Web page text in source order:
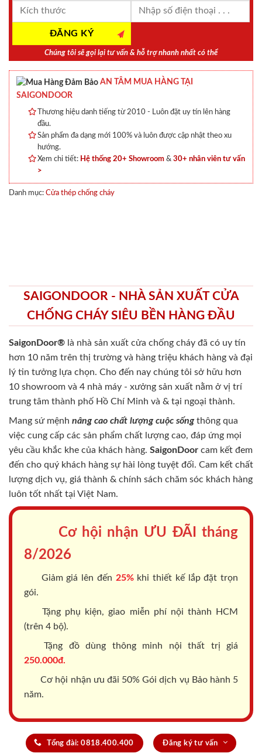
Chúng tôi sẽ gọi lại tư vấn & hỗ trợ nhanh nhất có thể
AN TÂM MUA HÀNG TẠI
SAIGONDOOR
Thương hiệu danh tiếng từ 2010 - Luôn đặt uy tín lên hàng
đầu.
Sản phẩm đa dạng mới 100% và luôn được cập nhật theo xu
hướng.
Xem chi tiết: Hệ thống 20+ Showroom & 30+ nhân viên tư vấn
>
Danh mục: Cửa thép chống cháy
SAIGONDOOR - NHÀ SẢN XUẤT CỬA
CHỐNG CHÁY SIÊU BỀN HÀNG ĐẦU
SaigonDoor® là nhà sản xuất cửa chống cháy đã có uy tín
hơn 10 năm trên thị trường và hàng triệu khách hàng và đại
lý tin tưởng lựa chọn. Cho đến nay chúng tôi sở hữu hơn
10 showroom và 4 nhà máy - xưởng sản xuất nằm ở vị trí
trung tâm thành phố Hồ Chí Minh và & tại ngoại thành.
Mang sứ mệnh nâng cao chất lượng cuộc sốngthông qua
việc cung cấp các sản phẩm chất lượng cao, đáp ứng mọi
yêu cầu khắc khe của khách hàng. SaigonDoor cam kết đem
đến cho quý khách hàng sự hài lòng tuyệt đối. Cam kết chất
lượng dịch vụ, giá thành & chính sách chăm sóc khách hàng
luôn tốt nhất tại Việt Nam.
Cơ hội nhận ƯU ĐÃI tháng
8/2026
Giảm giá lên đến 25%khi thiết kế lắp đặt trọn
gói.
Tặng phụ kiện, giao miễn phí nội thành HCM
(trên 4 bộ).
Tặng đồ dùng thông minh nội thất trị giá
250.000đ.
Cơ hội nhận ưu đãi 50% Gói dịch vụ Bảo hành 5
năm.
Tổng đài: 0818.400.400 Đăng ký tư vấn